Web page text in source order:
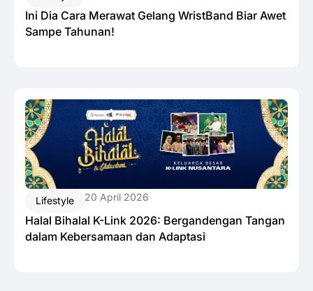
Ini Dia Cara Merawat Gelang WristBand Biar Awet
Sampe Tahunan!
Lifestyle 20 April 2026
Halal Bihalal K-Link 2026: Bergandengan Tangan
dalam Kebersamaan dan Adaptasi